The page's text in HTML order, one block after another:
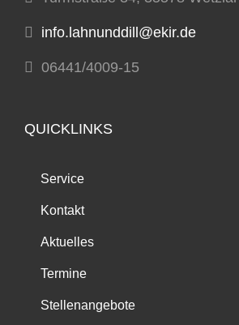
info.lahnunddill@ekir.de
06441/4009-15
QUICKLINKS
Service
Kontakt
Aktuelles
Termine
Stellenangebote